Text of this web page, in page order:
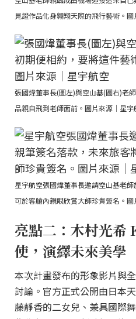
見證作品化身翱翔天際的飛行藝術。
張國煒董事長(圖左)與空山基(圖右)老
品親自飛到老師面前。圖片來源｜星宇
星宇航空張國煒董事長邀請空山基老
可於客艙內親眼欣賞大師珍貴簽名。
亮點二：木村光希
使，演繹未來美學
本次計畫發布的形象影片與
討論。官方正式公開由日本
藤靜香的二女兒、兼具國際